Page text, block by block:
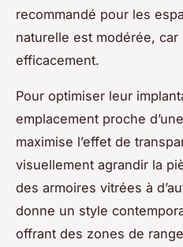
recommandé pour les
naturelle est modérée,
efficacement.
Pour optimiser leur
emplacement proche
maximise l’effet de
visuellement agrandir la
des armoires vitrées à
donne un style
offrant des zones de